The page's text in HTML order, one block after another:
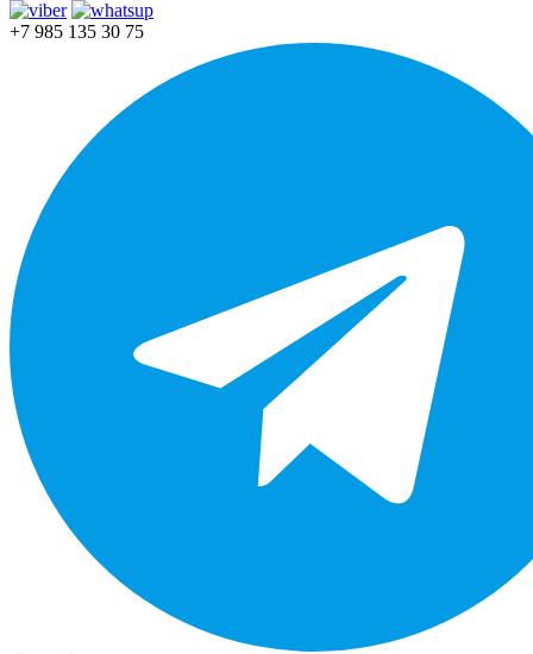
+7 985 135 30 75